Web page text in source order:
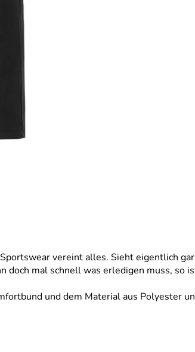
vereint alles. Sieht eigentlich
doch mal schnell was erledigen muss,
und dem Material aus Polyester